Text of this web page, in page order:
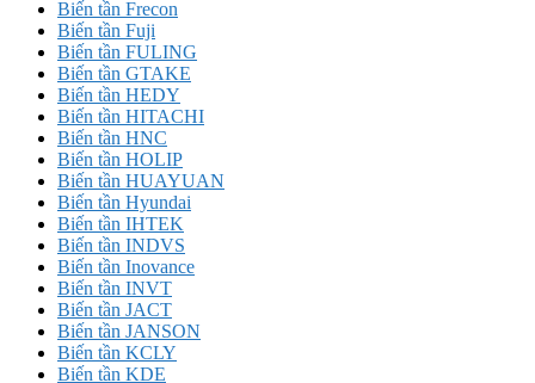
Biến tần Frecon
Biến tần Fuji
Biến tần FULING
Biến tần GTAKE
Biến tần HEDY
Biến tần HITACHI
Biến tần HNC
Biến tần HOLIP
Biến tần HUAYUAN
Biến tần Hyundai
Biến tần IHTEK
Biến tần INDVS
Biến tần Inovance
Biến tần INVT
Biến tần JACT
Biến tần JANSON
Biến tần KCLY
Biến tần KDE